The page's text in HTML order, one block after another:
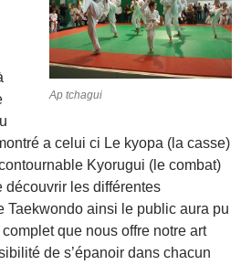
Ap tchagui
a celui ci Le kyopa (la casse)
Kyorugui (le combat)
découvrir les différentes
Taekwondo ainsi le public aura pu
que nous offre notre art
de s’épanoir dans chacun